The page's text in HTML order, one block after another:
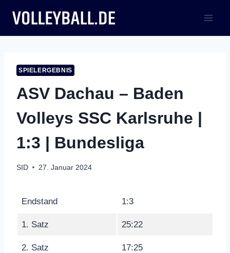
Inhalt
springen
SPIELERGEBNIS
ASV Dachau – Baden
Volleys SSC Karlsruhe |
1:3 | Bundesliga
SID 27. Januar 2024
Endstand 1:3
1. Satz 25:22
2. Satz 17:25